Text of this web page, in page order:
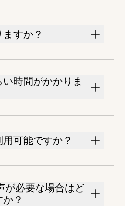
すか？
時間がかかりま
可能ですか？
が必要な場合はど
？